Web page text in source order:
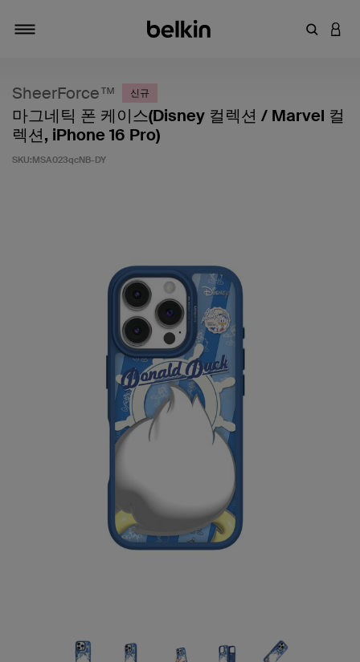
키워드
SheerForce™ 신규
마그네틱 폰 케이스(Disney 컬렉션 / Marvel 컬
렉션, iPhone 16 Pro)
SKU:MSA023qcNB-DY